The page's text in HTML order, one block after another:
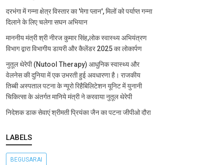
दरभंगा में गन्ना क्षेत्र विस्तार का 'मेगा प्लान', मिलों को पर्याप्त गन्ना
दिलाने के लिए चलेगा सघन अभियान
माननीय मंत्री श्री नीरज कुमार सिंह,लोक स्वास्थ्य अभियंत्रण
विभाग द्वारा विभागीय डायरी और कैलेंडर 2025 का लोकार्पण
नुतूल थेरेपी (Nutool Therapy) आधुनिक स्वास्थ्य और
वेलनेस की दुनिया में एक उभरती हुई अवधारणा है। राजकीय
तिब्बी अस्पताल पटना के न्यूरो रिहैबिलिटेशन यूनिट में युनानी
चिकित्सा के अंतर्गत मानिये मंत्री ने करवाया नुतूल थेरेपी
निदेशक डाक सेवाएं श्रीमती प्रियंका जैन का पटना जीपीओ दौरा
LABELS
BEGUSARAI